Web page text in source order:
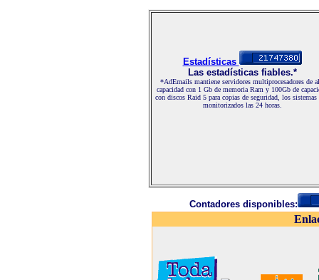
Estadísticas
Las estadísticas fiables.*
*AdEmails mantiene servidores multiprocesadores de
capacidad con 1 Gb de memoria Ram y 100Gb de
con discos Raid 5 para copias de seguridad, los sistemas
monitorizados las 24 horas.
Contadores disponibles: